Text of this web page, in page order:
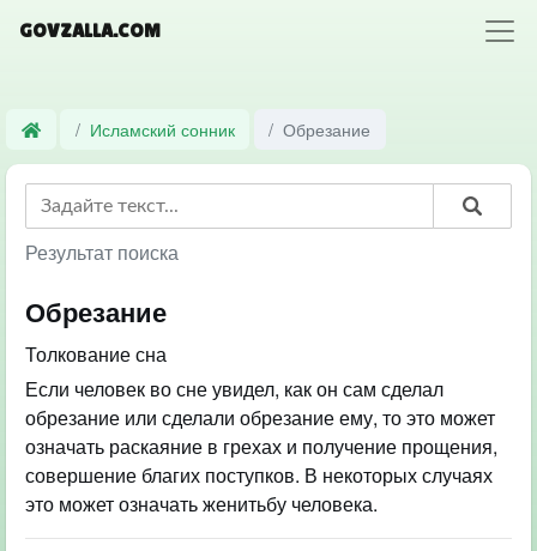
GOVZALLA.COM
Исламский сонник Обрезание
Результат поиска
Обрезание
Толкование сна
Если человек во сне увидел, как он сам сделал
обрезание или сделали обрезание ему, то это может
означать раскаяние в грехах и получение прощения,
совершение благих поступков. В некоторых случаях
это может означать женитьбу человека.